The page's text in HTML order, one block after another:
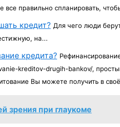
все правильно спланировать,
кредит? Для чего люди
на...
кредита?
kreditov-drugih-bankov/,
Вы можете получить в
зрения при глаукоме